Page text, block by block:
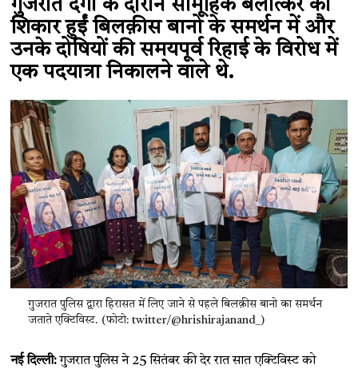
गुजरात दंगों के दौरान सामूहिक बलात्कर का
शिकार हुईं बिलक़ीस बानो के समर्थन में और
उनके दोषियों की समयपूर्व रिहाई के विरोध में
एक पदयात्रा निकालने वाले थे.
गुजरात पुलिस द्वारा हिरासत में लिए जाने से पहले बिलक़ीस बानो का समर्थन
जताते एक्टिविस्ट. (फोटो: twitter/@hrishirajanand_)
नई दिल्ली:गुजरात पुलिस ने 25 सितंबर की देर रात सात एक्टिविस्ट को